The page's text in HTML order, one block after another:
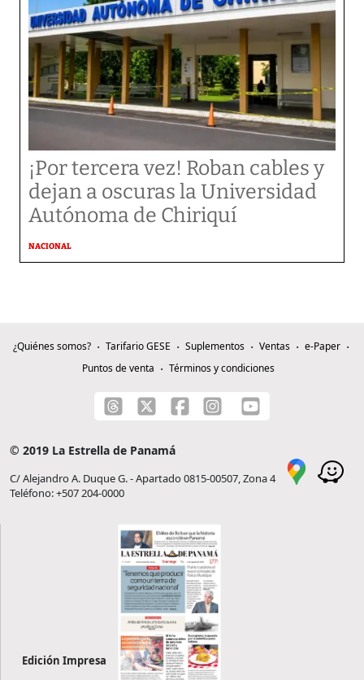
¡Por tercera vez! Roban cables y
dejan a oscuras la Universidad
Autónoma de Chiriquí
NACIONAL
¿Quiénes somos? Tarifario GESE Suplementos Ventas
e-Paper
Puntos de venta
Términos y condiciones
© 2019 La Estrella de Panamá
C/ Alejandro A. Duque G. - Apartado 0815-00507, Zona 4
Teléfono: +507 204-0000
Edición Impresa